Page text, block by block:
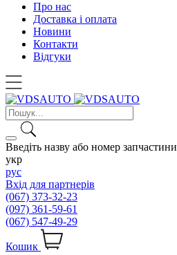
Про нас
Доставка і оплата
Новини
Контакти
Відгуки
Введіть назву або номер запчастини
укр
рус
Вхід для партнерів
(067) 373-32-23
(097) 361-59-61
(067) 547-49-29
Кошик